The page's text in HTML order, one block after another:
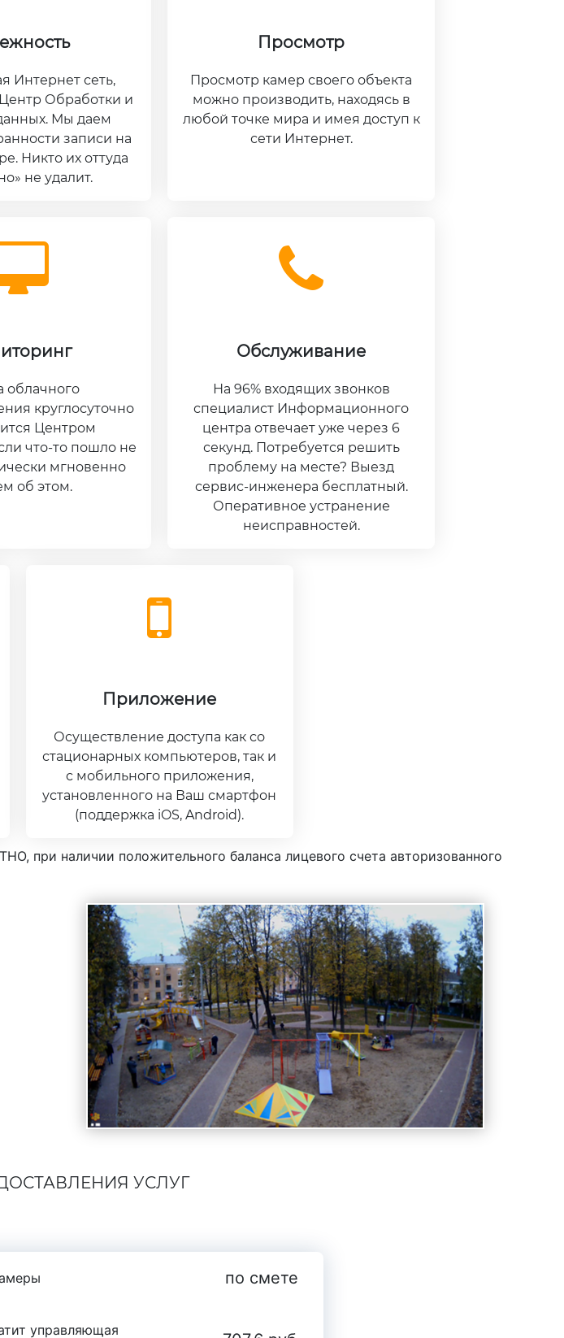
Интернет сеть,
Обработки и
Мы даем
записи на
Никто их оттуда
не удалит.
Просмотр
Просмотр камер своего объекта
можно производить, находясь в
любой точке мира и имея доступ к
сети Интернет.
облачного
круглосуточно
Центром
что-то пошло не
мгновенно
об этом.
Обслуживание
На 96% входящих звонков
специалист Информационного
центра отвечает уже через 6
секунд. Потребуется решить
проблему на месте? Выезд
сервис-инженера бесплатный.
Оперативное устранение
неисправностей.
Приложение
Осуществление доступа как со
стационарных компьютеров, так и
с мобильного приложения,
установленного на Ваш смартфон
(поддержка iOS, Android).
при наличии положительного баланса лицевого счета авторизованного
УСЛУГ
по смете
управляющая